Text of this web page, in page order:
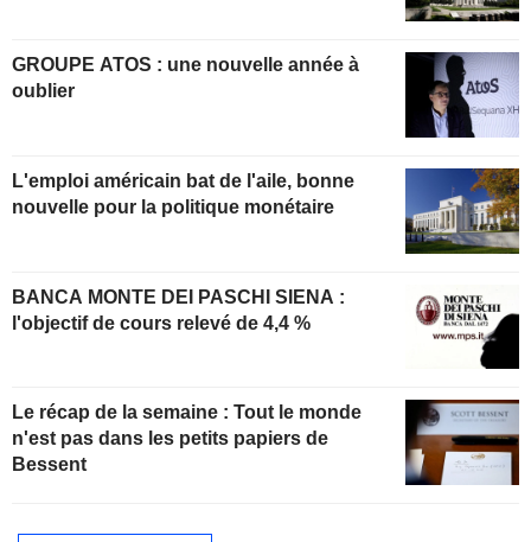
GROUPE ATOS : une nouvelle année à
oublier
L'emploi américain bat de l'aile, bonne
nouvelle pour la politique monétaire
BANCA MONTE DEI PASCHI SIENA :
l'objectif de cours relevé de 4,4 %
Le récap de la semaine : Tout le monde
n'est pas dans les petits papiers de
Bessent